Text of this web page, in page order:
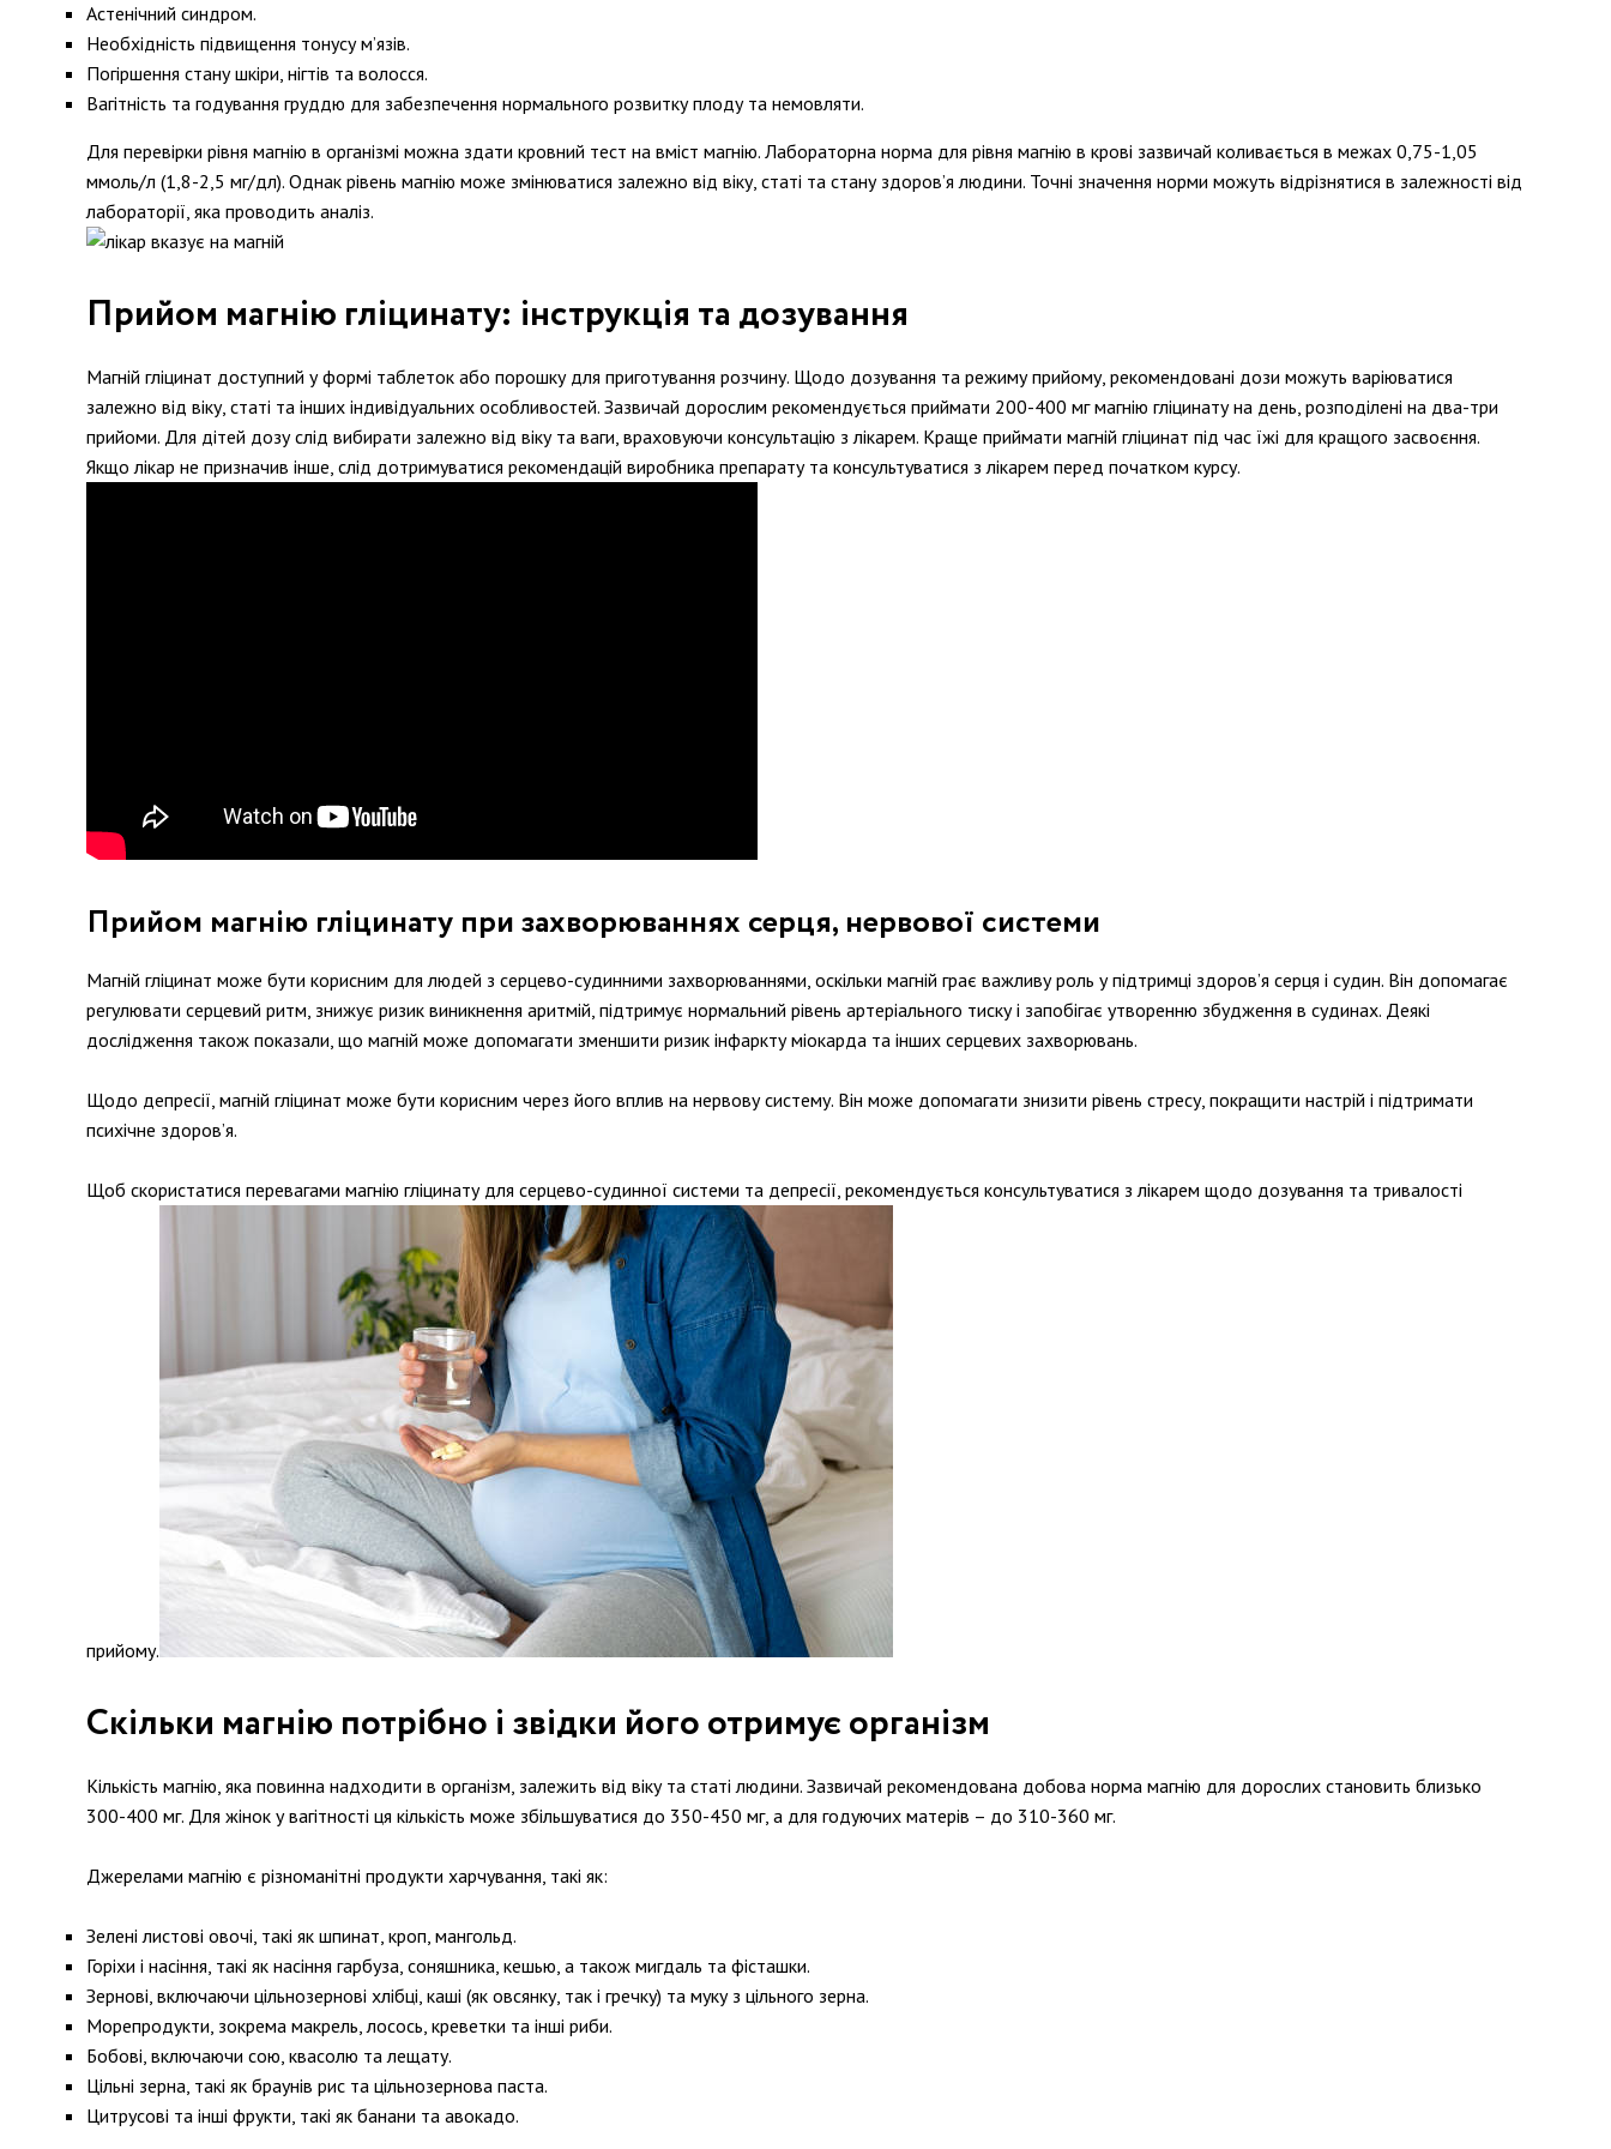
Астенічний синдром.
Необхідність підвищення тонусу м’язів.
Погіршення стану шкіри, нігтів та волосся.
Вагітність та годування груддю для забезпечення нормального розвитку плоду та немовляти.
Для перевірки рівня магнію в організмі можна здати кровний тест на вміст магнію. Лабораторна норма для рівня магнію в крові зазвичай коливається в межах 0,75-1,05
ммоль/л (1,8-2,5 мг/дл). Однак рівень магнію може змінюватися залежно від віку, статі та стану здоров’я людини. Точні значення норми можуть відрізнятися в залежності від
лабораторії, яка проводить аналіз.
Прийом магнію гліцинату: інструкція та дозування
Магній гліцинат доступний у формі таблеток або порошку для приготування розчину. Щодо дозування та режиму прийому, рекомендовані дози можуть варіюватися
залежно від віку, статі та інших індивідуальних особливостей. Зазвичай дорослим рекомендується приймати 200-400 мг магнію гліцинату на день, розподілені на два-три
прийоми. Для дітей дозу слід вибирати залежно від віку та ваги, враховуючи консультацію з лікарем. Краще приймати магній гліцинат під час їжі для кращого засвоєння.
Якщо лікар не призначив інше, слід дотримуватися рекомендацій виробника препарату та консультуватися з лікарем перед початком курсу.
Прийом магнію гліцинату при захворюваннях серця, нервової системи
Магній гліцинат може бути корисним для людей з серцево-судинними захворюваннями, оскільки магній грає важливу роль у підтримці здоров’я серця і судин. Він допомагає
регулювати серцевий ритм, знижує ризик виникнення аритмій, підтримує нормальний рівень артеріального тиску і запобігає утворенню збудження в судинах. Деякі
дослідження також показали, що магній може допомагати зменшити ризик інфаркту міокарда та інших серцевих захворювань.
Щодо депресії, магній гліцинат може бути корисним через його вплив на нервову систему. Він може допомагати знизити рівень стресу, покращити настрій і підтримати
психічне здоров’я.
Щоб скористатися перевагами магнію гліцинату для серцево-судинної системи та депресії, рекомендується консультуватися з лікарем щодо дозування та тривалості
прийому.
Скільки магнію потрібно і звідки його отримує організм
Кількість магнію, яка повинна надходити в організм, залежить від віку та статі людини. Зазвичай рекомендована добова норма магнію для дорослих становить близько
300-400 мг. Для жінок у вагітності ця кількість може збільшуватися до 350-450 мг, а для годуючих матерів – до 310-360 мг.
Джерелами магнію є різноманітні продукти харчування, такі як:
Зелені листові овочі, такі як шпинат, кроп, мангольд.
Горіхи і насіння, такі як насіння гарбуза, соняшника, кешью, а також мигдаль та фісташки.
Зернові, включаючи цільнозернові хлібці, каші (як овсянку, так і гречку) та муку з цільного зерна.
Морепродукти, зокрема макрель, лосось, креветки та інші риби.
Бобові, включаючи сою, квасолю та лещату.
Цільні зерна, такі як браунів рис та цільнозернова паста.
Цитрусові та інші фрукти, такі як банани та авокадо.